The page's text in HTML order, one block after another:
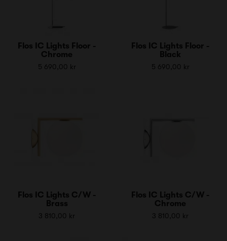
Flos IC Lights Floor -
Chrome
5 690,00 kr
Flos IC Lights Floor -
Black
5 690,00 kr
Flos IC Lights C/W -
Brass
3 810,00 kr
Flos IC Lights C/W -
Chrome
3 810,00 kr